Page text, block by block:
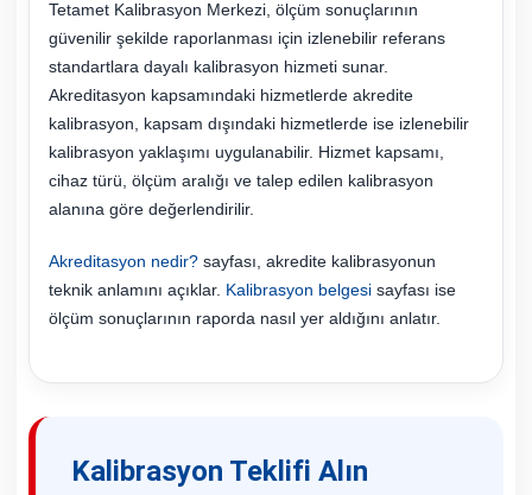
Tetamet Kalibrasyon Merkezi, ölçüm sonuçlarının
güvenilir şekilde raporlanması için izlenebilir referans
standartlara dayalı kalibrasyon hizmeti sunar.
Akreditasyon kapsamındaki hizmetlerde akredite
kalibrasyon, kapsam dışındaki hizmetlerde ise izlenebilir
kalibrasyon yaklaşımı uygulanabilir. Hizmet kapsamı,
cihaz türü, ölçüm aralığı ve talep edilen kalibrasyon
alanına göre değerlendirilir.
Akreditasyon nedir? sayfası, akredite kalibrasyonun
teknik anlamını açıklar. Kalibrasyon belgesi sayfası ise
ölçüm sonuçlarının raporda nasıl yer aldığını anlatır.
Kalibrasyon Teklifi Alın